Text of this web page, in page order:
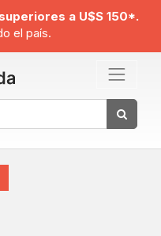
a U$S 150*.
el país.